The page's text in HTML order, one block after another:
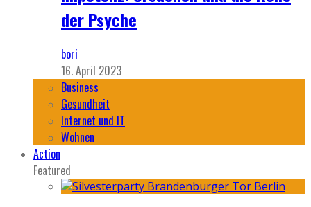
der Psyche
bori
16. April 2023
Business
Gesundheit
Internet und IT
Wohnen
Action
Featured